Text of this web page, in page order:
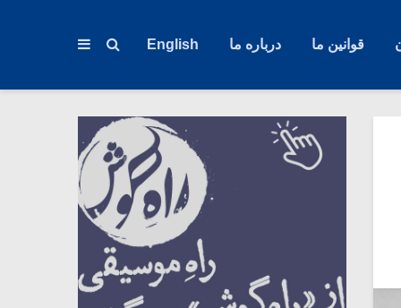
قوانین ما درباره ما English